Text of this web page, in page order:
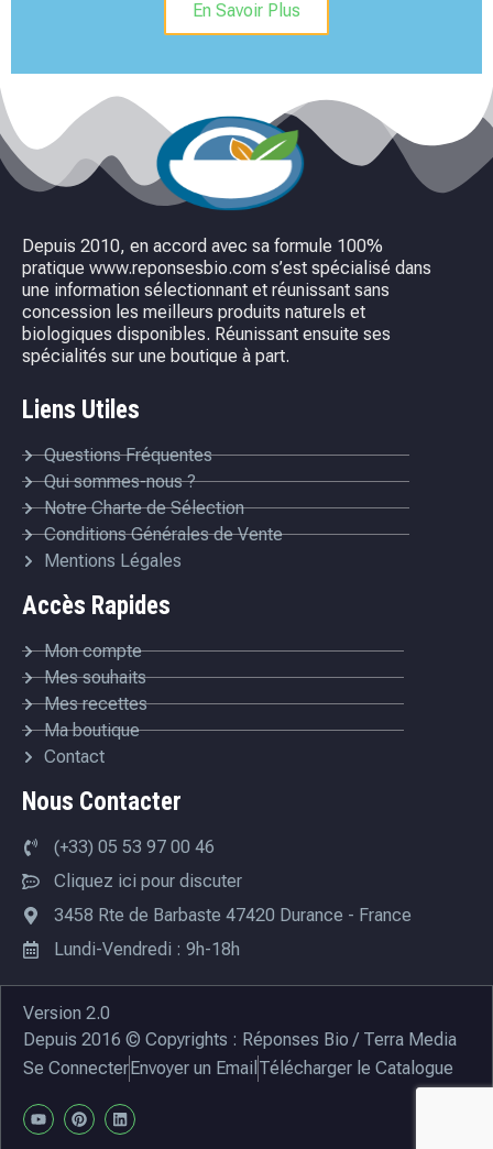
En Savoir Plus
Depuis 2010, en accord avec sa formule 100%
pratique www.reponsesbio.com s’est spécialisé dans
une information sélectionnant et réunissant sans
concession les meilleurs produits naturels et
biologiques disponibles. Réunissant ensuite ses
spécialités sur une boutique à part.
Liens Utiles
Questions Fréquentes
Qui sommes-nous ?
Notre Charte de Sélection
Conditions Générales de Vente
Mentions Légales
Accès Rapides
Mon compte
Mes souhaits
Mes recettes
Ma boutique
Contact
Nous Contacter
(+33) 05 53 97 00 46
Cliquez ici pour discuter
3458 Rte de Barbaste 47420 Durance - France
Lundi-Vendredi : 9h-18h
Version 2.0
Depuis 2016 © Copyrights : Réponses Bio / Terra Media
Se Connecter Envoyer un Email Télécharger le Catalogue